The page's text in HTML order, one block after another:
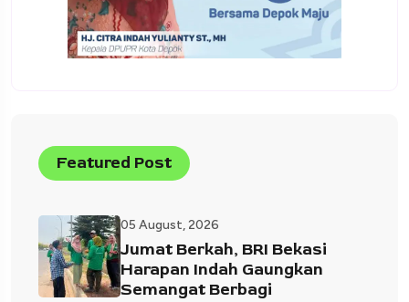
Featured Post
05 August, 2026
Jumat Berkah, BRI Bekasi
Harapan Indah Gaungkan
Semangat Berbagi